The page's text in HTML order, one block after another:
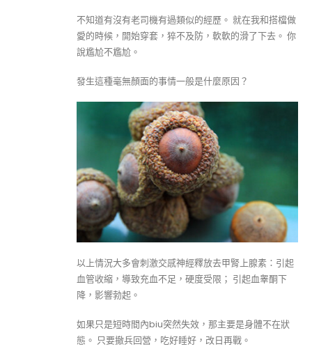
不知道有沒有老司機有過類似的經歷。 就在我和搭檔做
愛的時候，開始穿套，猝不及防，軟軟的滑了下去。 你
說尷尬不尷尬。
發生這種毫無顏面的事情一般是什麼原因？
以上情況大多會刺激交感神經釋放去甲腎上腺素：引起
血管收縮，導致充血不足，硬度受限； 引起血睾酮下
降，影響勃起。
如果只是短時間內biu突然失效，那主要是身體不在狀
態。 只要撤兵回營，吃好睡好，改日再戰。